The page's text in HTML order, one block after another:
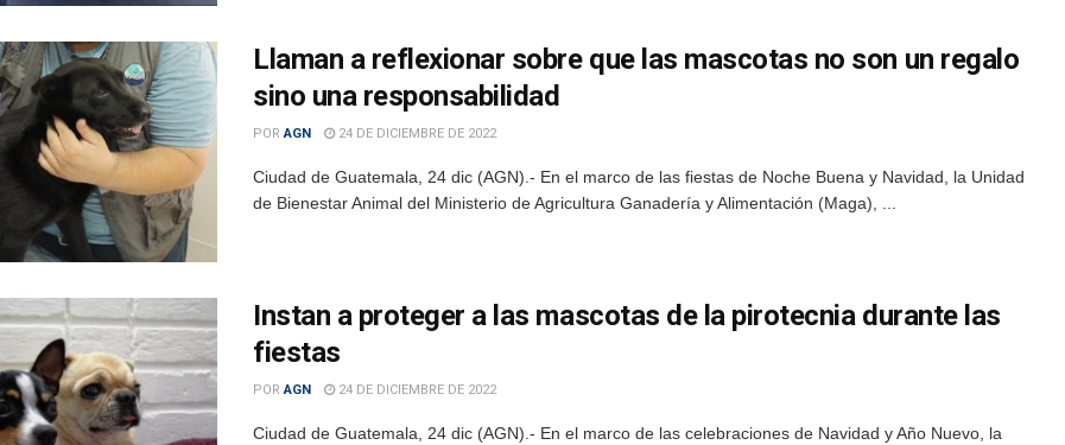
Llaman a reflexionar sobre que las mascotas no son un regalo
sino una responsabilidad
POR AGN 24 DE DICIEMBRE DE 2022
Ciudad de Guatemala, 24 dic (AGN).- En el marco de las fiestas de Noche Buena y Navidad, la Unidad
de Bienestar Animal del Ministerio de Agricultura Ganadería y Alimentación (Maga), ...
Instan a proteger a las mascotas de la pirotecnia durante las
fiestas
POR AGN 24 DE DICIEMBRE DE 2022
Ciudad de Guatemala, 24 dic (AGN).- En el marco de las celebraciones de Navidad y Año Nuevo, la